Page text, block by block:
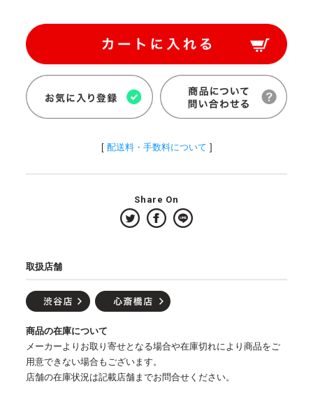
[ 配送料・手数料について ]
Share On
取扱店舗
商品の在庫について
メーカーよりお取り寄せとなる場合や在庫切れにより商品をご
用意できない場合もございます。
店舗の在庫状況は記載店舗までお問合せください。